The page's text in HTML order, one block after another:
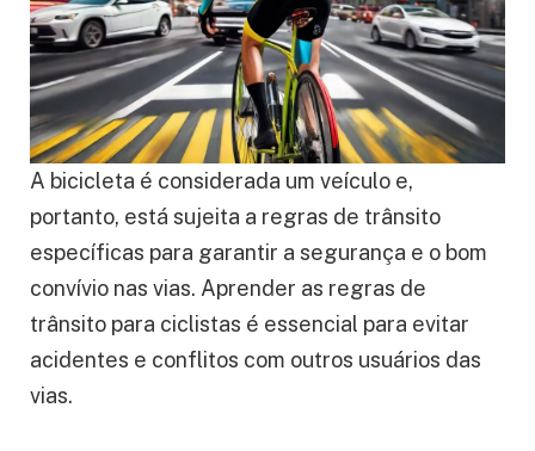
A bicicleta é considerada um veículo e,
portanto, está sujeita a regras de trânsito
específicas para garantir a segurança e o bom
convívio nas vias. Aprender as regras de
trânsito para ciclistas é essencial para evitar
acidentes e conflitos com outros usuários das
vias.